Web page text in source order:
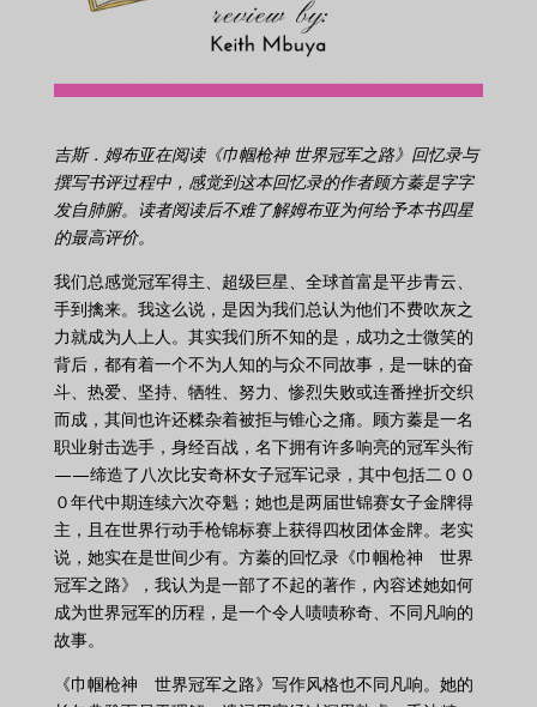
吉斯．姆布亚在阅读《巾帼枪神 世界冠军之路》回忆录与
撰写书评过程中，感觉到这本回忆录的作者顾方蓁是字字
发自肺腑。读者阅读后不难了解姆布亚为何给予本书四星
的最高评价。
我们总感觉冠军得主、超级巨星、全球首富是平步青云、
手到擒来。我这么说，是因为我们总认为他们不费吹灰之
力就成为人上人。其实我们所不知的是，成功之士微笑的
背后，都有着一个不为人知的与众不同故事，是一昧的奋
斗、热爱、坚持、牺牲、努力、惨烈失败或连番挫折交织
而成，其间也许还糅杂着被拒与锥心之痛。顾方蓁是一名
职业射击选手，身经百战，名下拥有许多响亮的冠军头衔
——缔造了八次比安奇杯女子冠军记录，其中包括二００
０年代中期连续六次夺魁；她也是两届世锦赛女子金牌得
主，且在世界行动手枪锦标赛上获得四枚团体金牌。老实
说，她实在是世间少有。方蓁的回忆录《巾帼枪神 世界
冠军之路》，我认为是一部了不起的著作，內容述她如何
成为世界冠军的历程，是一个令人啧啧称奇、不同凡响的
故事。
《巾帼枪神 世界冠军之路》写作风格也不同凡响。她的